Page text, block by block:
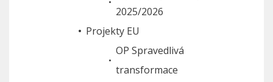
2025/2026
Projekty EU
OP Spravedlivá
transformace